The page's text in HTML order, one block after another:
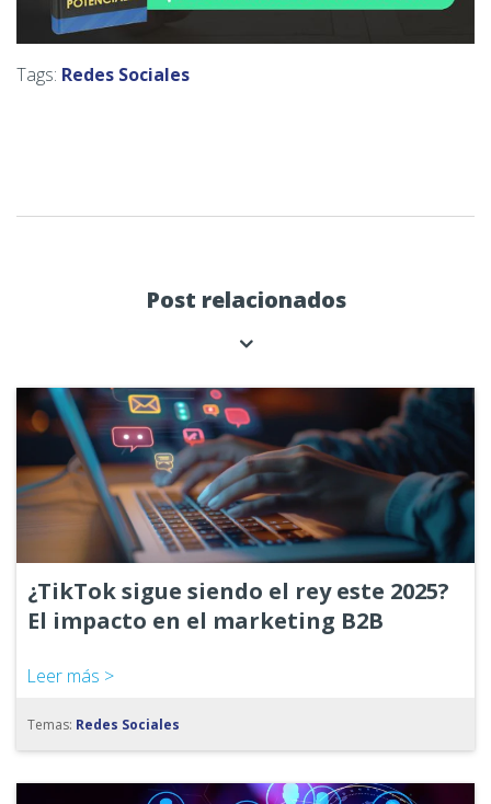
Tags: Redes Sociales
Post relacionados
¿TikTok sigue siendo el rey este 2025?
El impacto en el marketing B2B
Leer más >
Temas: Redes Sociales